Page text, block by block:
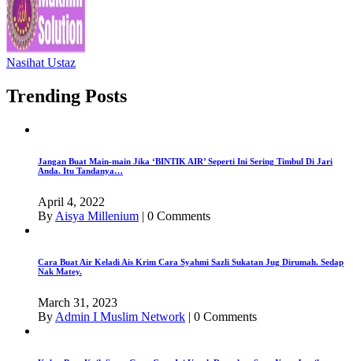
Nasihat Ustaz
Trending Posts
Jangan Buat Main-main Jika ‘BINTIK AIR’ Seperti Ini Sering Timbul Di Jari
Anda. Itu Tandanya…
April 4, 2022
By Aisya Millenium | 0 Comments
Cara Buat Air Keladi Ais Krim Cara Syahmi Sazli Sukatan Jug Dirumah. Sedap
Nak Matey.
March 31, 2023
By Admin I Muslim Network | 0 Comments